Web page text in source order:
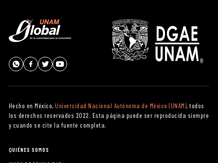
Hecho en México, Universidad Nacional Autónoma de México (UNAM), todos
los derechos reservados 2022. Esta página puede ser reproducida siempre
y cuando se cite la fuente completa.
QUIÉNES SOMOS